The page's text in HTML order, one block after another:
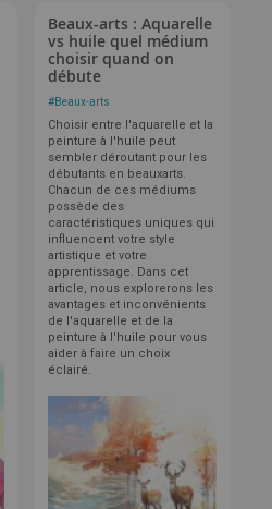
Beaux-arts : Aquarelle
vs huile quel médium
choisir quand on
débute
#Beaux-arts
Choisir entre l'aquarelle et la
peinture à l'huile peut
sembler déroutant pour les
débutants en beauxarts.
Chacun de ces médiums
possède des
caractéristiques uniques qui
influencent votre style
artistique et votre
apprentissage. Dans cet
article, nous explorerons les
avantages et inconvénients
de l'aquarelle et de la
peinture à l'huile pour vous
aider à faire un choix
éclairé.